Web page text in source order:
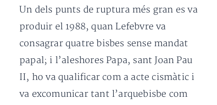
Un dels punts de ruptura més gran es va
produir el 1988, quan Lefebvre va
consagrar quatre bisbes sense mandat
papal; i l’aleshores Papa, sant Joan Pau
II, ho va qualificar com a acte cismàtic i
va excomunicar tant l’arquebisbe com